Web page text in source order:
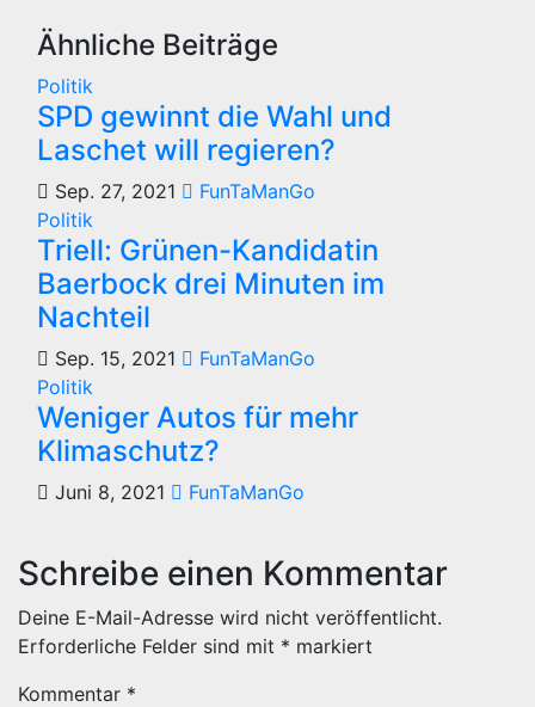
Ähnliche Beiträge
Politik
SPD gewinnt die Wahl und
Laschet will regieren?
Sep. 27, 2021
FunTaManGo
Politik
Triell: Grünen-Kandidatin
Baerbock drei Minuten im
Nachteil
Sep. 15, 2021
FunTaManGo
Politik
Weniger Autos für mehr
Klimaschutz?
Juni 8, 2021 FunTaManGo
Schreibe einen Kommentar
Deine E-Mail-Adresse wird nicht veröffentlicht.
Erforderliche Felder sind mit * markiert
Kommentar *